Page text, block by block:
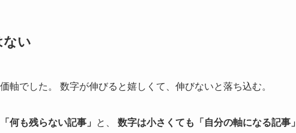
ない
軸でした。 数字が伸びると嬉しくて、伸びないと落ち込む。
何も残らない記事」 と、 数字は小さくても「自分の軸になる記事」